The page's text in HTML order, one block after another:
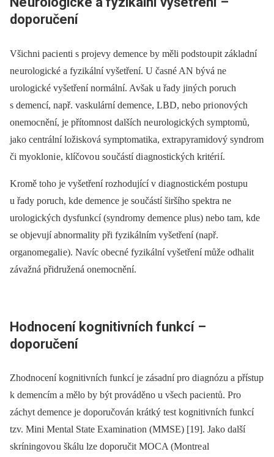
doporučení
Všichni paci enti s projevy demence by měli podsto upit základní
ne urologické a fyzikální vyšetření. U časné AN bývá ne
urologické vyšetření normální. Avšak u řady jiných poruch
s demencí, např. vaskulární demence, LBD, nebo pri onových
onemocnění, je přítomnost dalších ne urologických symptomů,
jako centrální ložisková symptomatika, extrapyramidový syndrom
či myokloni e, klíčovo u so učástí di agnostických kritéri í.
Kromě toho je vyšetření rozhodující v di agnostickém postupu
u řady poruch, kde demence je so učástí širšího spektra ne
urologických dysfunkcí (syndromy demence plus) nebo tam, kde
se objevují abnormality při fyzikálním vyšetření (např.
organomegali e). Navíc obecné fyzikální vyšetření může odhalit
závažná přidružená onemocnění.
Hodnocení kognitivních funkcí –
doporučení
Zhodnocení kognitivních funkcí je zá­sadní pro di agnózu a přístup
k demencím a mělo by být prováděno u všech paci entů. Pro
záchyt demence je doporučován krátký test kognitivních funkcí
tzv. Mini Mental State Examinati on (MMSE) [19]. Jako další
skríningovo u škálu lze doporučit MOCA (Montre al